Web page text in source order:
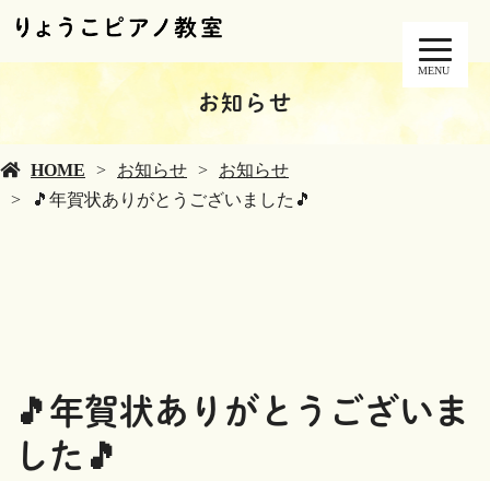
MENU
お知らせ
HOME お知らせ
お知らせ
🎵年賀状ありがとうございました🎵
🎵年賀状ありがとうございま
した🎵